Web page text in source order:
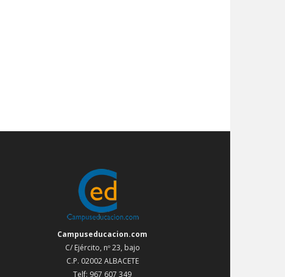
Campuseducacion.com
C/ Ejército, nº 23, bajo
C.P. 02002 ALBACETE
Telf: 967 607 349